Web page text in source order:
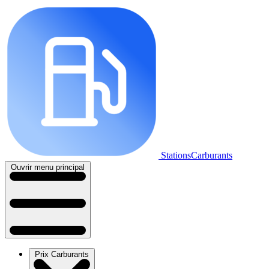
StationsCarburants
Ouvrir menu principal
Prix Carburants